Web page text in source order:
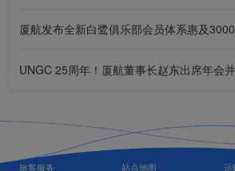
厦航发布全新白鹭俱乐部会员体系惠及
UNGC 25周年！厦航董事长赵东出席年会
旅客服务 站点地图 运